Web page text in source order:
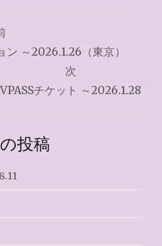
～2026.1.26（東京）
次
VPASSチケット ～2026.1.28
投稿